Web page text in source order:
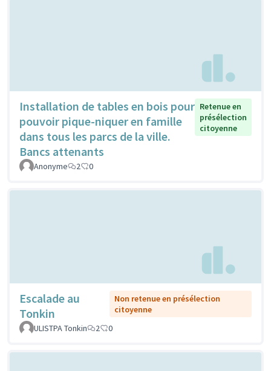
Installation de tables en bois pour
pouvoir pique-niquer en famille
dans tous les parcs de la ville.
Bancs attenants
Retenue en
présélection
citoyenne
Anonyme 2 0
Escalade au
Tonkin
Non retenue en présélection
citoyenne
ULISTPA Tonkin
2 0